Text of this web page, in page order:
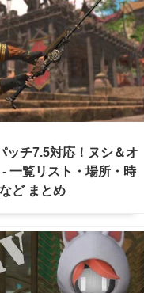
ッチ7.5対応！ヌシ＆オ
一覧リスト・場所・時
ど まとめ